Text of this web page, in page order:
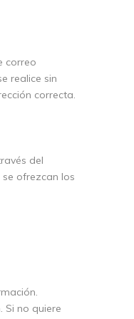
correo
realice sin
correcta.
del
ofrezcan los
Si no quiere